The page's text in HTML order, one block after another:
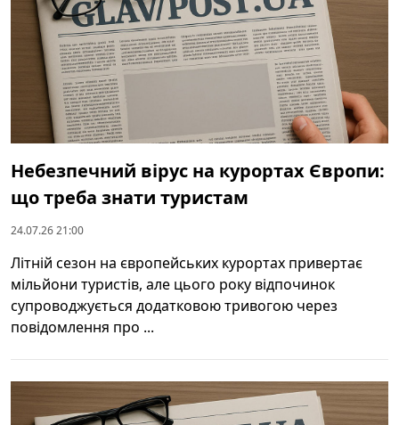
Небезпечний вірус на курортах Європи:
що треба знати туристам
24.07.26 21:00
Літній сезон на європейських курортах привертає
мільйони туристів, але цього року відпочинок
супроводжується додатковою тривогою через
повідомлення про ...